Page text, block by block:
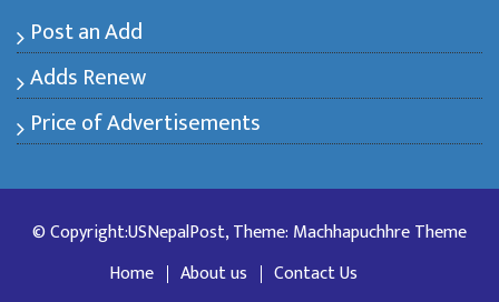
Post an Add
Adds Renew
Price of Advertisements
© Copyright:USNepalPost, Theme: Machhapuchhre Theme
Home
About us Contact Us